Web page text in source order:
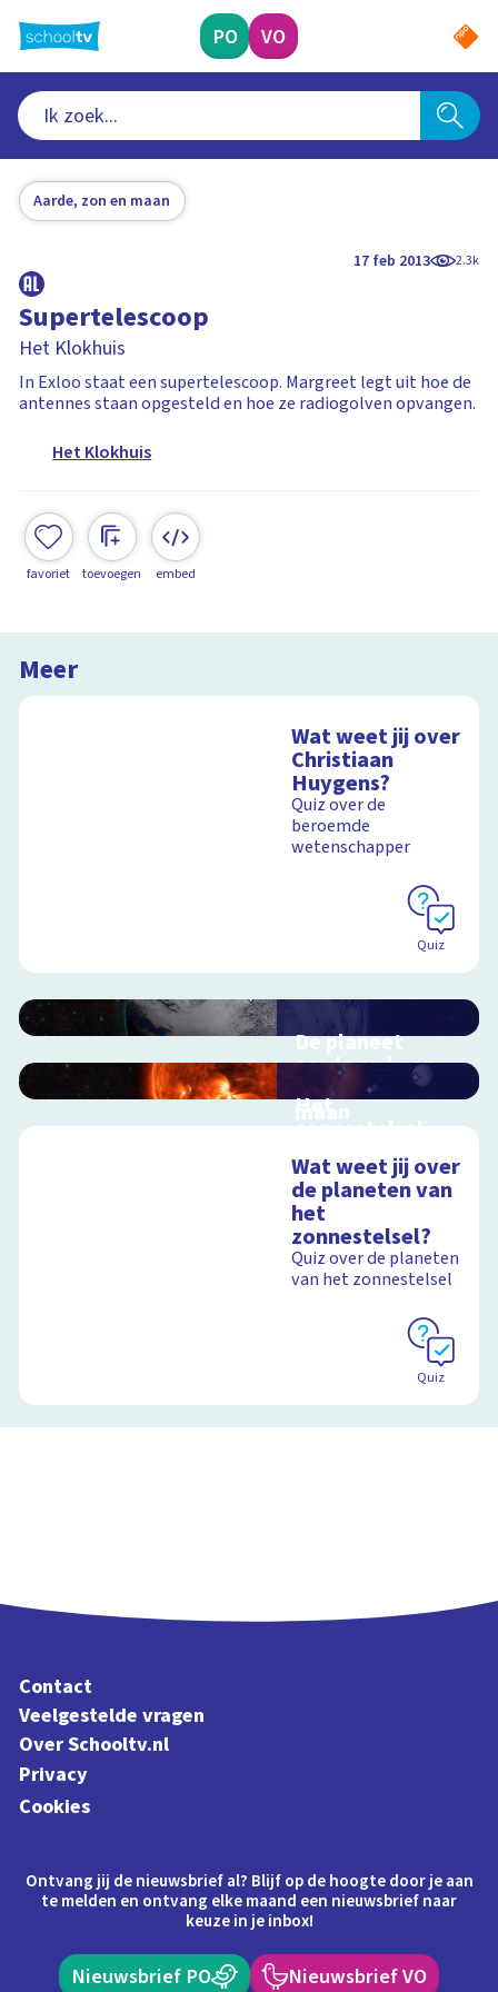
naar
hoofdinhoud
PO VO
Aarde, zon en maan
17 feb 2013 2.3k
Supertelescoop
Het Klokhuis
In Exloo staat een supertelescoop. Margreet legt uit hoe de
antennes staan opgesteld en hoe ze radiogolven opvangen.
Het Klokhuis
favoriet toevoegen embed
Meer
Wat weet jij over
Christiaan
Huygens?
Quiz over de
beroemde
wetenschapper
Quiz
De planeet
aarde en haar
satelliet, de
maan
Interactieve
schoolplaat voorbij
de dampkring
Schoolplaat
Het
zonnestelsel
schoolplaat langs de
planeten
Schoolplaat
Wat weet jij over
de planeten van
het
zonnestelsel?
Quiz over de planeten
van het zonnestelsel
Quiz
Contact
Veelgestelde vragen
Over Schooltv.nl
Privacy
Cookies
Ontvang jij de nieuwsbrief al? Blijf op de hoogte door je aan
te melden en ontvang elke maand een nieuwsbrief naar
keuze in je inbox!
Nieuwsbrief PO Nieuwsbrief VO